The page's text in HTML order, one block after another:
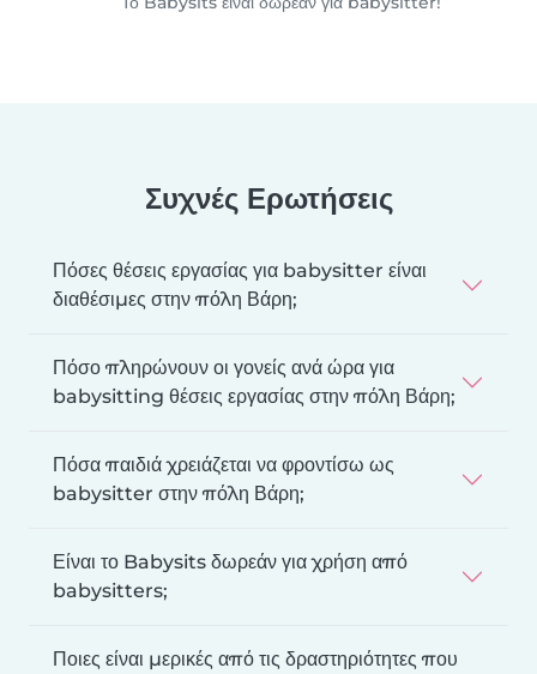
Συχνές Ερωτήσεις
Πόσες θέσεις εργασίας για babysitter είναι
διαθέσιμες στην πόλη Βάρη;
Πόσο πληρώνουν οι γονείς ανά ώρα για
babysitting θέσεις εργασίας στην πόλη Βάρη;
Πόσα παιδιά χρειάζεται να φροντίσω ως
babysitter στην πόλη Βάρη;
Είναι το Babysits δωρεάν για χρήση από
babysitters;
Ποιες είναι μερικές από τις δραστηριότητες που